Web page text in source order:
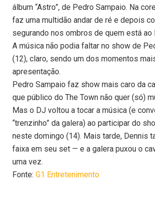
álbum “Astro”, de Pedro Sampaio. Na
faz uma multidão andar de ré e depois
segurando nos ombros de quem está ao
A música não podia faltar no show de
(12), claro, sendo um dos momentos
apresentação.
Pedro Sampaio faz show mais caro da
que público do The Town não quer (só)
Mas o DJ voltou a tocar a música (e
“trenzinho” da galera) ao participar do
neste domingo (14). Mais tarde, Dennis
faixa em seu set — e a galera puxou o
uma vez.
Fonte: G1 Entretenimento